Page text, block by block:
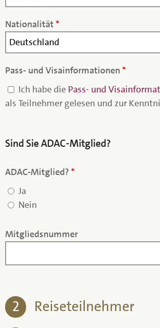
Nationalität *
Pass- und Visainformationen *
Ich habe die Pass- und
als Teilnehmer gelesen und zur
Sind Sie ADAC-Mitglied?
ADAC-Mitglied? *
Ja
Nein
Mitgliedsnummer
2
Reiseteilnehmer